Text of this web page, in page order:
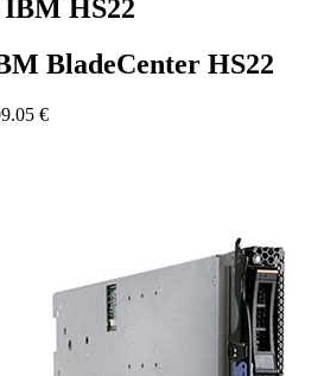
HS22
BladeCenter HS22
€